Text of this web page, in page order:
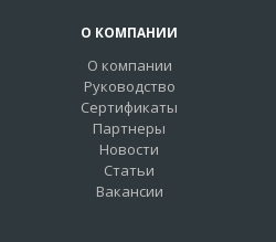
О КОМПАНИИ
О компании
Руководство
Сертификаты
Партнеры
Новости
Статьи
Вакансии